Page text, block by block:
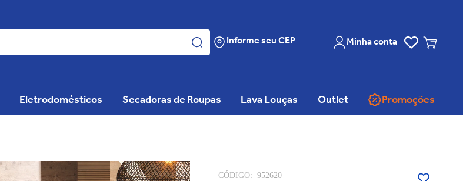
Informe seu CEP Minha conta
Eletrodomésticos Secadoras de Roupas Lava Louças Outlet Promoções
CÓDIGO: 952620